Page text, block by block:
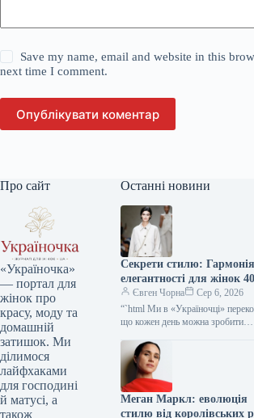
Save my name, email and website in this
next time I comment.
Опублікувати коментар
Про сайт
«Україночка»
— портал для
жінок про
красу, моду та
домашній
затишок. Ми
ділимося
лайфхаками
для господині
й матусі, а
також
Останні новини
Секрети стилю: Гармонія
елегантності для жінок
топ-стилістки
Євген Чорна
Сер 6, 2026
“`html Ми в «Україночці»
що кожен день можна зробити
трішки натхнення. Сьогодні ми
розбираємося…
Меган Маркл: еволюція
стилю від королівських